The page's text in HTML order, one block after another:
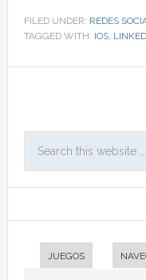
FILED UNDER: REDES
TAGGED WITH: IOS,
JUEGOS